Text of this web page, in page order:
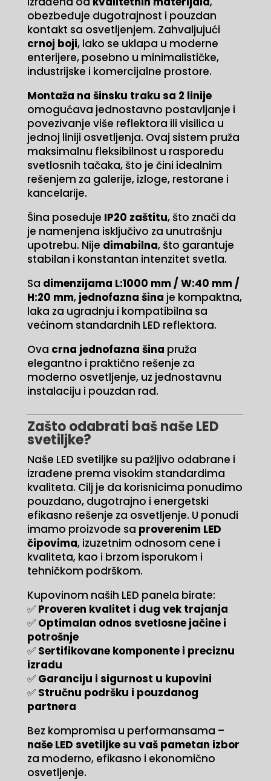
obezbeđuje dugotrajnost i pouzdan
kontakt sa osvetljenjem. Zahvaljujući
crnoj boji, lako se uklapa u moderne
enterijere, posebno u minimalističke,
industrijske i komercijalne prostore.
Montaža na šinsku traku sa 2 linije
omogućava jednostavno postavljanje i
povezivanje više reflektora ili visilica u
jednoj liniji osvetljenja. Ovaj sistem pruža
maksimalnu fleksibilnost u rasporedu
svetlosnih tačaka, što je čini idealnim
rešenjem za galerije, izloge, restorane i
kancelarije.
Šina poseduje IP20 zaštitu, što znači da
je namenjena isključivo za unutrašnju
upotrebu. Nije dimabilna, što garantuje
stabilan i konstantan intenzitet svetla.
Sa dimenzijama L:1000 mm / W:40 mm /
H:20 mm, jednofazna šina je kompaktna,
laka za ugradnju i kompatibilna sa
većinom standardnih LED reflektora.
Ova crna jednofazna šina pruža
elegantno i praktično rešenje za
moderno osvetljenje, uz jednostavnu
instalaciju i pouzdan rad.
Zašto odabrati baš naše LED
svetiljke?
Naše LED svetiljke su pažljivo odabrane i
izrađene prema visokim standardima
kvaliteta. Cilj je da korisnicima ponudimo
pouzdano, dugotrajno i energetski
efikasno rešenje za osvetljenje. U ponudi
imamo proizvode sa proverenim LED
čipovima, izuzetnim odnosom cene i
kvaliteta, kao i brzom isporukom i
tehničkom podrškom.
Kupovinom naših LED panela birate:
✅ Proveren kvalitet i dug vek trajanja
✅ Optimalan odnos svetlosne jačine i
potrošnje
✅ Sertifikovane komponente i preciznu
izradu
✅ Garanciju i sigurnost u kupovini
✅ Stručnu podršku i pouzdanog
partnera
Bez kompromisa u performansama –
naše LED svetiljke su vaš pametan izbor
za moderno, efikasno i ekonomično
osvetljenje.